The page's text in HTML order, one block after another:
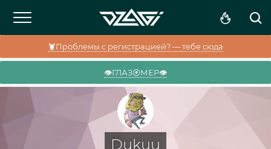
🦞Проблемы с регистрацией? — тебе сюда
👁️ГЛАЗ⦿МЕР👁️
Dukuu